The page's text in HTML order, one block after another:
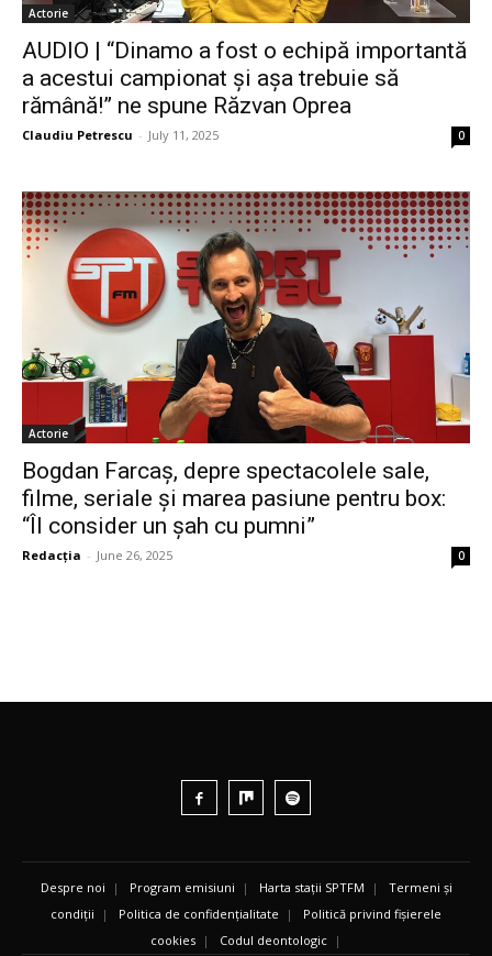
Actorie
AUDIO | “Dinamo a fost o echipă importantă
a acestui campionat și așa trebuie să
rămână!” ne spune Răzvan Oprea
Claudiu Petrescu - July 11, 2025 0
Actorie
Bogdan Farcaș, depre spectacolele sale,
filme, seriale și marea pasiune pentru box:
“Îl consider un șah cu pumni”
Redacția - June 26, 2025 0
Despre noi | Program emisiuni | Harta stații SPTFM | Termeni și
condiții | Politica de confidențialitate | Politică privind fișierele
cookies | Codul deontologic |